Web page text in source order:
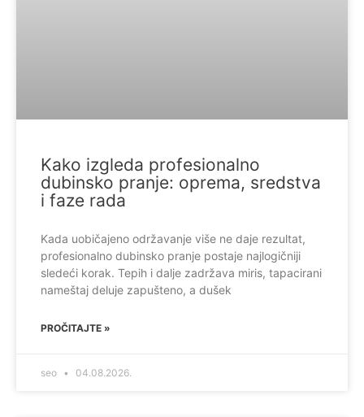
Kako izgleda profesionalno
dubinsko pranje: oprema, sredstva
i faze rada
Kada uobičajeno održavanje više ne daje rezultat,
profesionalno dubinsko pranje postaje najlogičniji
sledeći korak. Tepih i dalje zadržava miris, tapacirani
nameštaj deluje zapušteno, a dušek
PROČITAJTE »
seo 04.08.2026.